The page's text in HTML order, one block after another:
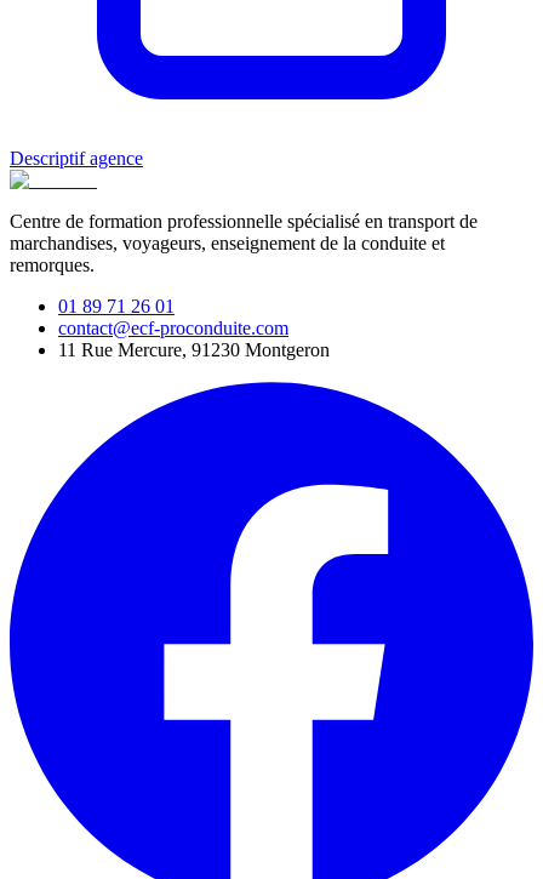
Descriptif agence
Centre de formation professionnelle spécialisé en transport de
marchandises, voyageurs, enseignement de la conduite et
remorques.
01 89 71 26 01
contact@ecf-proconduite.com
11 Rue Mercure, 91230 Montgeron